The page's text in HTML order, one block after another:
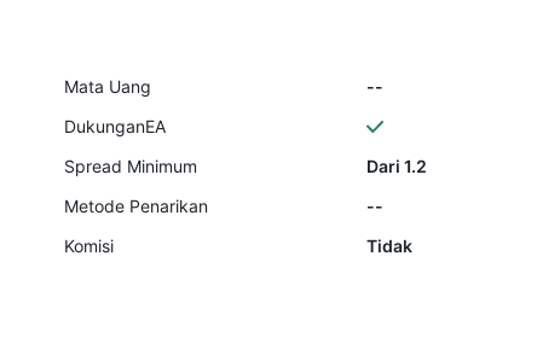
Mata Uang
--
DukunganEA
Spread Minimum
Dari 1.2
Metode Penarikan
--
Komisi
Tidak